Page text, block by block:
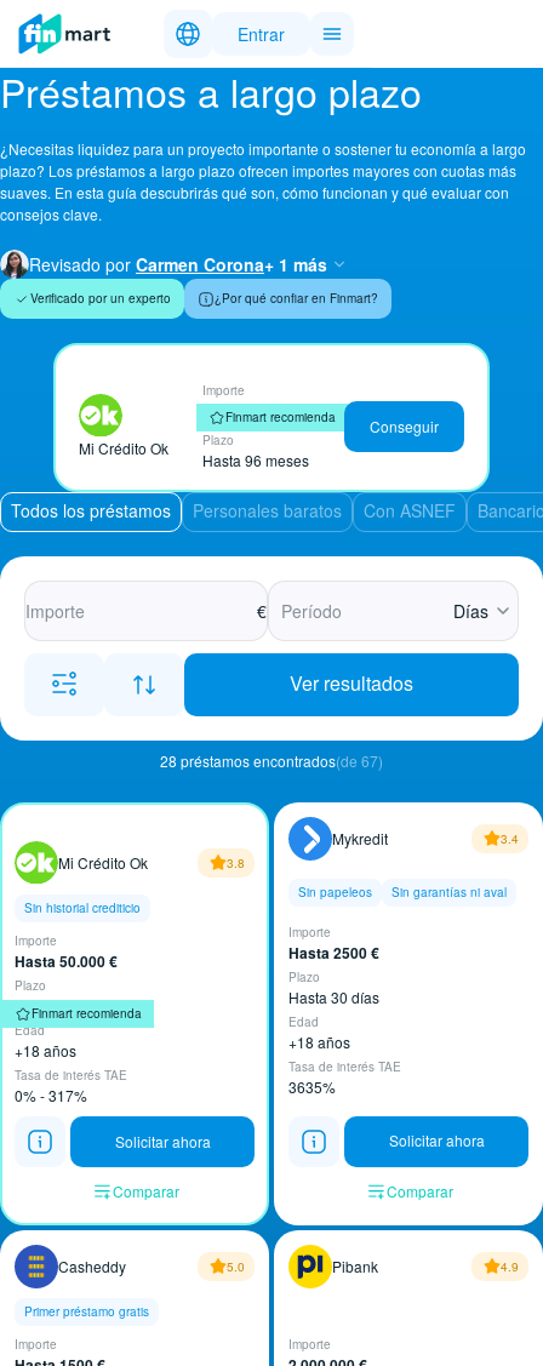
Entrar
Préstamos a largo plazo
¿Necesitas liquidez para un proyecto importante o sostener tu economía a largo
plazo? Los préstamos a largo plazo ofrecen importes mayores con cuotas más
suaves. En esta guía descubrirás qué son, cómo funcionan y qué evaluar con
consejos clave.
Revisado por Carmen Corona+ 1 más
Verificado por un experto ¿Por qué confiar en Finmart?
Finmart recomienda
Mi Crédito Ok
Importe
Hasta 50.000 €
Plazo
Hasta 96 meses
Conseguir
Todos los préstamos Personales baratos Con ASNEF
€ Días
Ver resultados
28 préstamos encontrados(de 67)
Finmart recomienda
Mi Crédito Ok 3.8
Sin historial crediticio
Importe
Hasta 50.000 €
Plazo
Hasta 96 meses
Edad
+18 años
Tasa de interés TAE
0% - 317%
Solicitar ahora
Comparar
Mykredit 3.4
Sin papeleos Sin garantías ni aval
Importe
Hasta 2500 €
Plazo
Hasta 30 días
Edad
+18 años
Tasa de interés TAE
3635%
Solicitar ahora
Comparar
Casheddy 5.0
Primer préstamo gratis
Importe
Pibank 4.9
Importe